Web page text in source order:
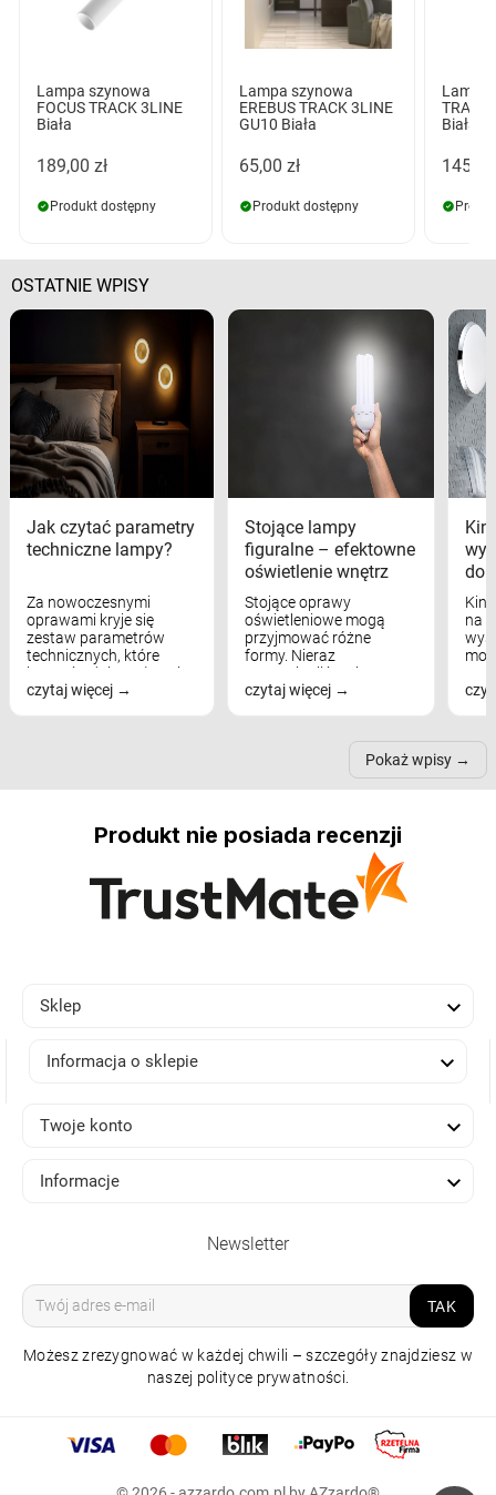
Lampa szynowa
FOCUS TRACK 3LINE
Biała
189,00 zł
Produkt dostępny
Lampa szynowa
EREBUS TRACK 3LINE
GU10 Biała
65,00 zł
Produkt dostępny
Lampa
TRACK
Biała
145,00
OSTATNIE WPISY
Jak czytać parametry
techniczne lampy?
Za nowoczesnymi
oprawami kryje się
zestaw parametrów
technicznych, które
bezpośrednio wpływają
na komfort widzenia,
czytaj więcej
Stojące lampy
figuralne – efektowne
oświetlenie wnętrz
Stojące oprawy
oświetleniowe mogą
przyjmować różne
formy. Nieraz
wspominaliśmy już
modele na łukowych
nich może przydać się w
czytaj więcej
na
Pokaż wpisy
Produkt nie posiada recenzji
LAMPA SZYNOWA
Sklep 
Informacja o sklepie 
Twoje konto 
Informacje 
Newsletter
TAK
Możesz zrezygnować w każdej chwili – szczegóły znajdziesz w
naszej polityce prywatności.